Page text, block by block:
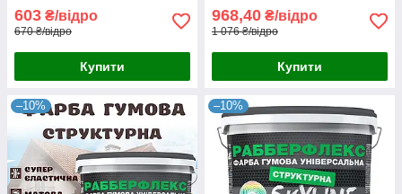
603 ₴/відро
670 ₴/відро
Купити
968,40 ₴/відро
1 076 ₴/відро
Купити
–10% –10%